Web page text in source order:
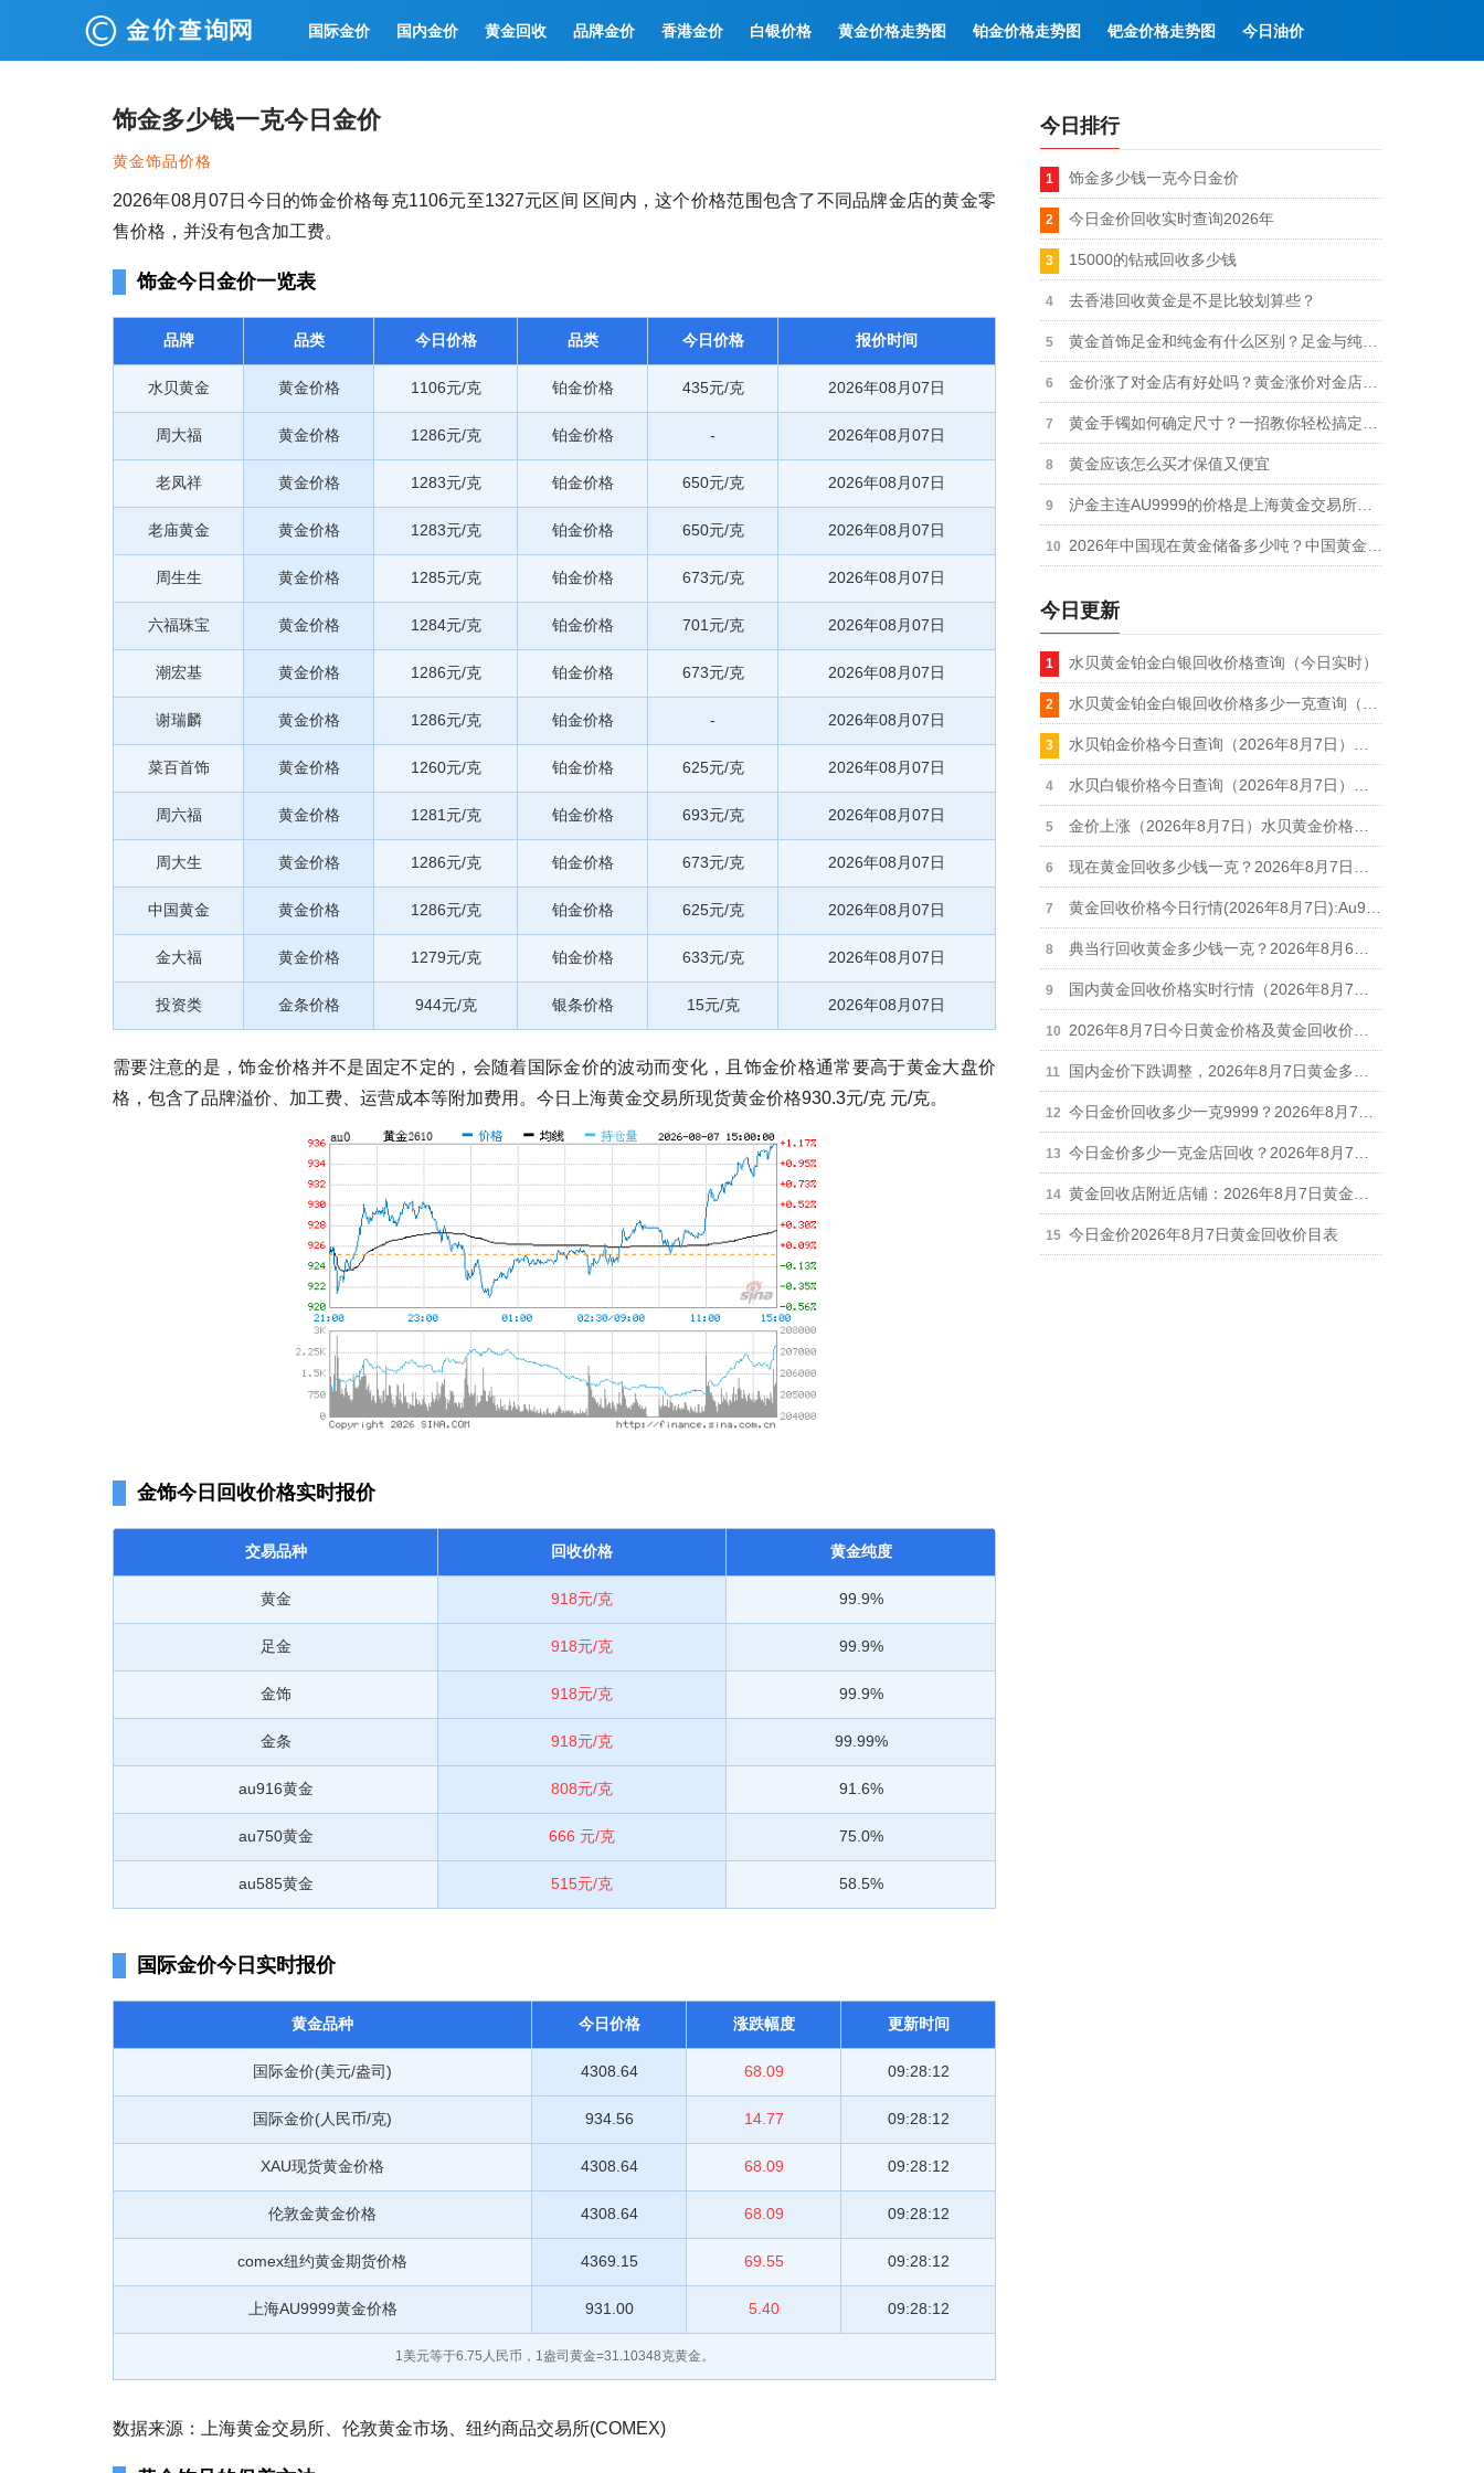
国际金价 国内金价 黄金回收 品牌金价 香港金价 白银价格 黄金价格走势图 铂金价格走势图 钯金价格走势图 今日油价
饰金多少钱一克今日金价
黄金饰品价格
2026年08月07日今日的饰金价格每克1106元至1327元区间 区间内，这个价格范围包含了不同品牌金店的黄金零
售价格，并没有包含加工费。
饰金今日金价一览表
品牌 品类 今日价格 品类 今日价格 报价时间
水贝黄金 黄金价格 1106元/克 铂金价格 435元/克 2026年08月07日
周大福 黄金价格 1286元/克 铂金价格 - 2026年08月07日
老凤祥 黄金价格 1283元/克 铂金价格 650元/克 2026年08月07日
老庙黄金 黄金价格 1283元/克 铂金价格 650元/克 2026年08月07日
周生生 黄金价格 1285元/克 铂金价格 673元/克 2026年08月07日
六福珠宝 黄金价格 1284元/克 铂金价格 701元/克 2026年08月07日
潮宏基 黄金价格 1286元/克 铂金价格 673元/克 2026年08月07日
谢瑞麟 黄金价格 1286元/克 铂金价格 - 2026年08月07日
菜百首饰 黄金价格 1260元/克 铂金价格 625元/克 2026年08月07日
周六福 黄金价格 1281元/克 铂金价格 693元/克 2026年08月07日
周大生 黄金价格 1286元/克 铂金价格 673元/克 2026年08月07日
中国黄金 黄金价格 1286元/克 铂金价格 625元/克 2026年08月07日
金大福 黄金价格 1279元/克 铂金价格 633元/克 2026年08月07日
投资类 金条价格 944元/克 银条价格 15元/克 2026年08月07日
需要注意的是，饰金价格并不是固定不定的，会随着国际金价的波动而变化，且饰金价格通常要高于黄金大盘价
格，包含了品牌溢价、加工费、运营成本等附加费用。今日上海黄金交易所现货黄金价格930.3元/克 元/克。
金饰今日回收价格实时报价
交易品种 回收价格 黄金纯度
黄金 918元/克 99.9%
足金 918元/克 99.9%
金饰 918元/克 99.9%
金条 918元/克 99.99%
au916黄金 808元/克 91.6%
au750黄金 666 元/克 75.0%
au585黄金 515元/克 58.5%
国际金价今日实时报价
黄金品种 今日价格 涨跌幅度 更新时间
国际金价(美元/盎司) 4308.64 68.09 09:28:12
国际金价(人民币/克) 934.56 14.77 09:28:12
XAU现货黄金价格 4308.64 68.09 09:28:12
伦敦金黄金价格 4308.64 68.09 09:28:12
comex纽约黄金期货价格 4369.15 69.55 09:28:12
上海AU9999黄金价格 931.00 5.40 09:28:12
1美元等于6.75 人民币，1盎司黄金=31.10348克黄金。
数据来源：上海黄金交易所、伦敦黄金市场、纽约商品交易所(COMEX)
今日排行
饰金多少钱一克今日金价
今日金价回收实时查询2026年
15000的钻戒回收多少钱
去香港回收黄金是不是比较划算些？
黄金应该怎么买才保值又便宜
今日更新
水贝黄金铂金白银回收价格查询（今日实时）
今日金价2026年8月7日黄金回收价目表